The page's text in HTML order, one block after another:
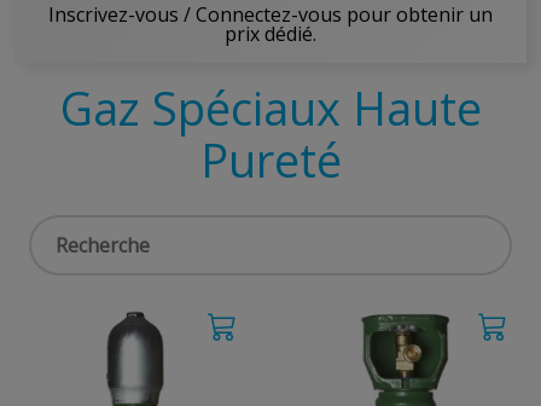
Inscrivez-vous / Connectez-vous pour obtenir un
prix dédié.
Gaz Spéciaux Haute
Pureté